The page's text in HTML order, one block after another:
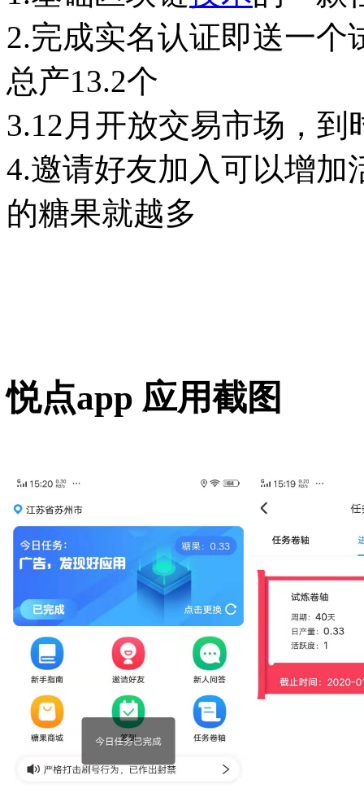
2.完成实名认证即送一个
总产13.2个
3.12月开放交易市场，
4.邀请好友加入可以增加
的糖果就越多
悦点app 应用截图